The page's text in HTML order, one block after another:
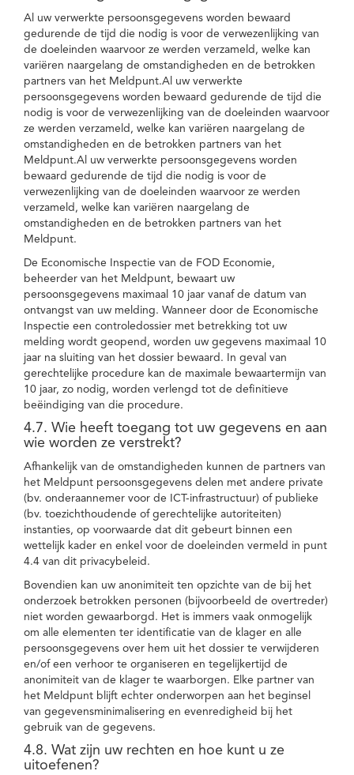
Al uw verwerkte persoonsgegevens worden bewaard
gedurende de tijd die nodig is voor de verwezenlijking van
de doeleinden waarvoor ze werden verzameld, welke kan
variëren naargelang de omstandigheden en de betrokken
partners van het Meldpunt.Al uw verwerkte
persoonsgegevens worden bewaard gedurende de tijd die
nodig is voor de verwezenlijking van de doeleinden waarvoor
ze werden verzameld, welke kan variëren naargelang de
omstandigheden en de betrokken partners van het
Meldpunt.Al uw verwerkte persoonsgegevens worden
bewaard gedurende de tijd die nodig is voor de
verwezenlijking van de doeleinden waarvoor ze werden
verzameld, welke kan variëren naargelang de
omstandigheden en de betrokken partners van het
Meldpunt.
De Economische Inspectie van de FOD Economie,
beheerder van het Meldpunt, bewaart uw
persoonsgegevens maximaal 10 jaar vanaf de datum van
ontvangst van uw melding. Wanneer door de Economische
Inspectie een controledossier met betrekking tot uw
melding wordt geopend, worden uw gegevens maximaal 10
jaar na sluiting van het dossier bewaard. In geval van
gerechtelijke procedure kan de maximale bewaartermijn van
10 jaar, zo nodig, worden verlengd tot de definitieve
beëindiging van die procedure.
4.7. Wie heeft toegang tot uw gegevens en aan
wie worden ze verstrekt?
Afhankelijk van de omstandigheden kunnen de partners van
het Meldpunt persoonsgegevens delen met andere private
(bv. onderaannemer voor de ICT-infrastructuur) of publieke
(bv. toezichthoudende of gerechtelijke autoriteiten)
instanties, op voorwaarde dat dit gebeurt binnen een
wettelijk kader en enkel voor de doeleinden vermeld in punt
4.4 van dit privacybeleid.
Bovendien kan uw anonimiteit ten opzichte van de bij het
onderzoek betrokken personen (bijvoorbeeld de overtreder)
niet worden gewaarborgd. Het is immers vaak onmogelijk
om alle elementen ter identificatie van de klager en alle
persoonsgegevens over hem uit het dossier te verwijderen
en/of een verhoor te organiseren en tegelijkertijd de
anonimiteit van de klager te waarborgen. Elke partner van
het Meldpunt blijft echter onderworpen aan het beginsel
van gegevensminimalisering en evenredigheid bij het
gebruik van de gegevens.
4.8. Wat zijn uw rechten en hoe kunt u ze
uitoefenen?